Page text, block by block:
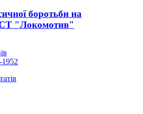
боротьби на
"Локомотив"
1952